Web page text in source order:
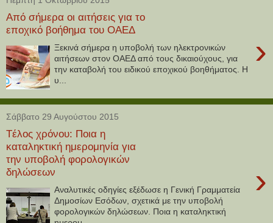
Από σήμερα οι αιτήσεις για το
εποχικό βοήθημα του ΟΑΕΔ
›
Ξεκινά σήμερα η υποβολή των ηλεκτρονικών
αιτήσεων στον ΟΑΕΔ από τους δικαιούχους, για
την καταβολή του ειδικού εποχικού βοηθήματος. Η
υ...
Σάββατο 29 Αυγούστου 2015
Tέλος χρόνου: Ποια η
καταληκτική ημερομηνία για
την υποβολή φορολογικών
δηλώσεων
›
Aναλυτικές οδηγίες εξέδωσε η Γενική Γραμματεία
Δημοσίων Εσόδων, σχετικά με την υποβολή
φορολογικών δηλώσεων. Ποια η καταληκτική